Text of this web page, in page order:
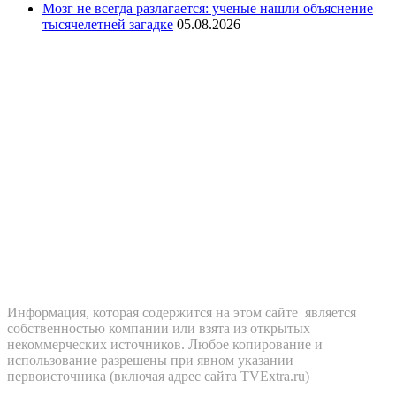
Мозг не всегда разлагается: ученые нашли объяснение
тысячелетней загадке 05.08.2026
Информация, которая содержится на этом сайте является
собственностью компании или взята из открытых
некоммерческих источников. Любое копирование и
использование разрешены при явном указании
первоисточника (включая адрес сайта TVExtra.ru)